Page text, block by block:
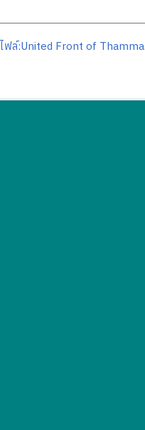
ไฟล์:United Front of